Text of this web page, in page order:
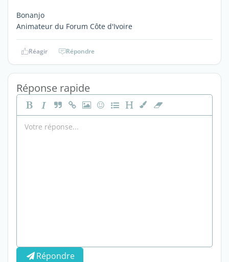
Bonanjo
Animateur du Forum Côte d'Ivoire
Réagir Répondre
Réponse rapide
Répondre